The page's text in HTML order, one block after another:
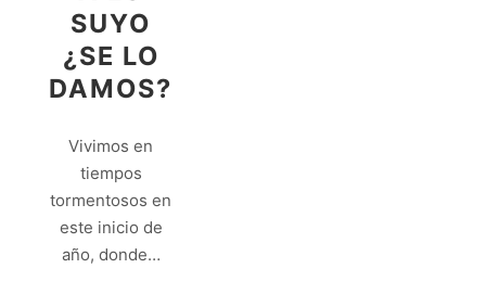
SUYO
¿SE LO
DAMOS?
Vivimos en
tiempos
tormentosos en
este inicio de
año, donde…